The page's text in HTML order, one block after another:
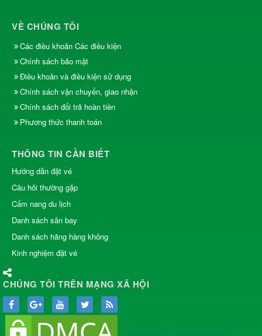
VỀ CHÚNG TÔI
Các điều khoản Các điều kiện
Chính sách bảo mật
Điều khoản và điều kiện sử dụng
Chính sách vận chuyển, giao nhận
Chính sách đổi trả hoàn tiền
Phương thức thanh toán
THÔNG TIN CẦN BIẾT
Hướng dẫn đặt vé
Câu hỏi thường gặp
Cẩm nang du lịch
Danh sách sân bay
Danh sách hãng hàng không
Kinh nghiệm đặt vé
CHÚNG TÔI TRÊN MẠNG XÃ HỘI